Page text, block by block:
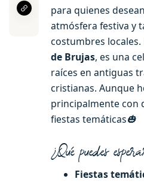
para quienes
atmósfera festiva y
costumbres locales.
de Brujas, es una
raíces en antiguas
cristianas. Aunque
principalmente con
fiestas temáticas🎃
¿Qué puedes
Fiestas